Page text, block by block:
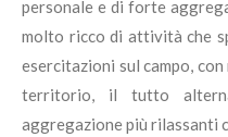
personale e di forte
molto ricco di attività che
esercitazioni sul campo,
territorio, il tutto
aggregazionepiù rilassanti